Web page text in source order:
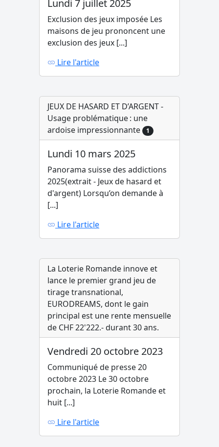
Lundi 7 juillet 2025
Exclusion des jeux imposée Les
maisons de jeu prononcent une
exclusion des jeux [...]
Lire l'article
JEUX DE HASARD ET D’ARGENT -
Usage problématique : une
ardoise impressionnante
1
Lundi 10 mars 2025
Panorama suisse des addictions
2025(extrait - Jeux de hasard et
d'argent) Lorsqu’on demande à
[...]
Lire l'article
La Loterie Romande innove et
lance le premier grand jeu de
tirage transnational,
EURODREAMS, dont le gain
principal est une rente mensuelle
de CHF 22'222.- durant 30 ans.
Vendredi 20 octobre 2023
Communiqué de presse 20
octobre 2023 Le 30 octobre
prochain, la Loterie Romande et
huit [...]
Lire l'article